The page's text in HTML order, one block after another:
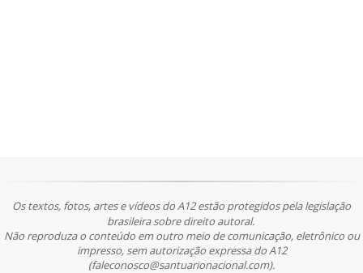
Os textos, fotos, artes e vídeos do A12 estão protegidos pela legislação
brasileira sobre direito autoral.
Não reproduza o conteúdo em outro meio de comunicação, eletrônico ou
impresso, sem autorização expressa do A12
(faleconosco@santuarionacional.com).